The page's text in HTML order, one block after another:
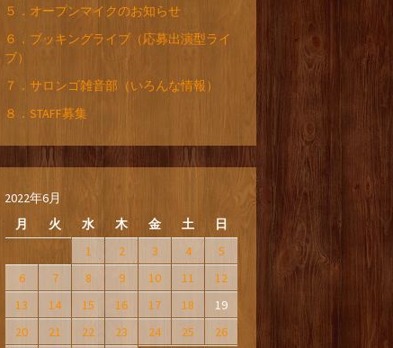
５．オープンマイクのお知らせ
６．ブッキングライブ（応募出演型ライ
ブ）
７．サロンゴ雑音部（いろんな情報）
８．STAFF募集
2022年6月
月
火 水 木 金 土 日
1 2 3 4
5
6
7 8 9 10 11
12
13
14 15 16 17 18
19
20
21 22 23 24 25
26